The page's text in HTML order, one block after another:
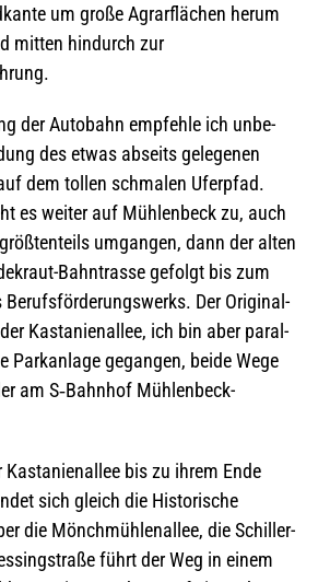
um große Agrar­flä­chen herum
mit­ten hin­durch zur
der Auto­bahn emp­fehle ich unbe­
des etwas abseits gele­ge­nen
dem tol­len schma­len Ufer­pfad.
es wei­ter auf Müh­len­beck zu, auch
umgan­gen, dann der alten
Bahn­trasse gefolgt bis zum
Berufs­för­de­rungs­werks. Der Ori­gi­nal­
Kas­ta­ni­en­al­lee, ich bin aber par­al­
Park­an­lage gegan­gen, beide Wege
am S‑Bahnhof Mühlenbeck-
Kas­ta­ni­en­al­lee bis zu ihrem Ende
sich gleich die His­to­ri­sche
die Mönch­müh­len­al­lee, die Schil­ler­
führt der Weg in einem